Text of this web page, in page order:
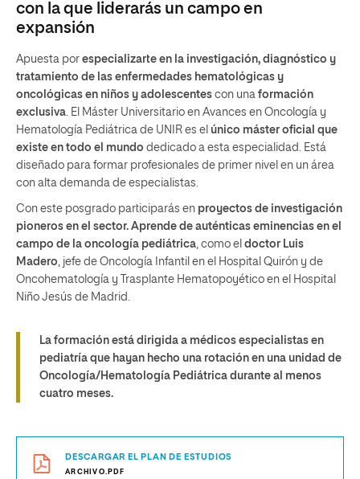
con la que liderarás un campo en
expansión
Apuesta por especializarte en la investigación, diagnóstico y
tratamiento de las enfermedades hematológicas y
oncológicas en niños y adolescentes con una formación
exclusiva. El Máster Universitario en Avances en Oncología y
Hematología Pediátrica de UNIR es el único máster oficial que
existe en todo el mundo dedicado a esta especialidad. Está
diseñado para formar profesionales de primer nivel en un área
con alta demanda de especialistas.
Con este posgrado participarás en proyectos de investigación
pioneros en el sector. Aprende de auténticas eminencias en el
campo de la oncología pediátrica, como el doctor Luis
Madero, jefe de Oncología Infantil en el Hospital Quirón y de
Oncohematología y Trasplante Hematopoyético en el Hospital
Niño Jesús de Madrid.
La formación está dirigida a médicos especialistas en
pediatría que hayan hecho una rotación en una unidad de
Oncología/Hematología Pediátrica durante al menos
cuatro meses.
DESCARGAR EL PLAN DE ESTUDIOS
ARCHIVO.PDF